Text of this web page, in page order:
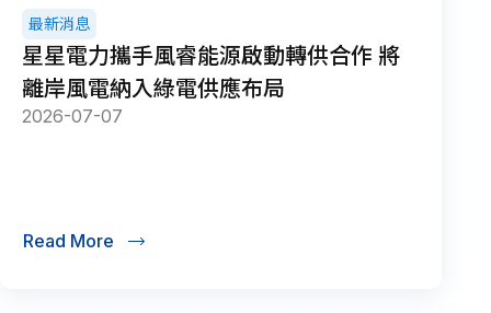
最新消息
星星電力攜手風睿能源啟動轉供合作 將
離岸風電納入綠電供應布局
2026-07-07
Read More